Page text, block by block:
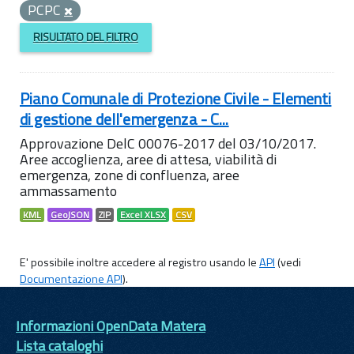
PCPC
RISULTATO DEL FILTRO
Piano Comunale di Protezione Civile - Elementi
di gestione dell'emergenza - C...
Approvazione DelC 00076-2017 del 03/10/2017.
Aree accoglienza, aree di attesa, viabilità di
emergenza, zone di confluenza, aree
ammassamento
KML GeoJSON ZIP Excel XLSX CSV
E' possibile inoltre accedere al registro usando leAPI(vedi
Documentazione API).
Informazioni OpenData Matera
Lista cataloghi